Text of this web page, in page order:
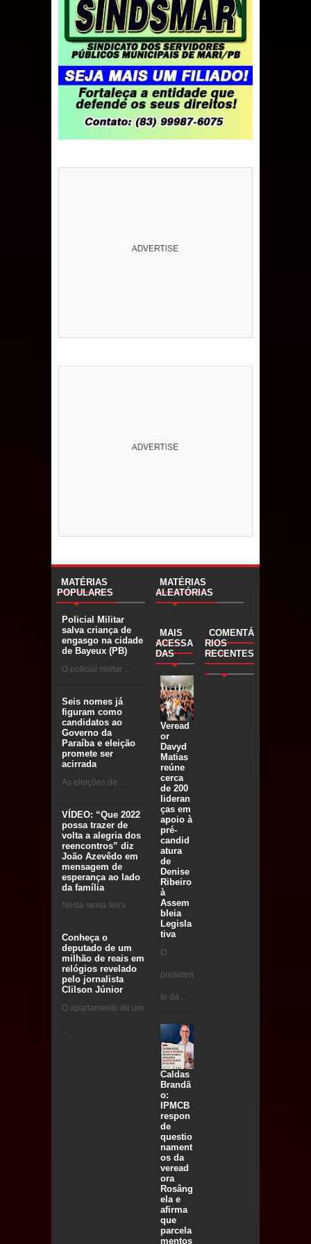
MATÉRIAS
POPULARES
Policial Militar
salva criança de
engasgo na cidade
de Bayeux (PB)
O policial militar ...
Seis nomes já
figuram como
candidatos ao
Governo da
Paraíba e eleição
promete ser
acirrada
As eleições de ...
VÍDEO: “Que 2022
possa trazer de
volta a alegria dos
reencontros” diz
João Azevêdo em
mensagem de
esperança ao lado
da família
Nesta sexta-feira ...
Conheça o
deputado de um
milhão de reais em
relógios revelado
pelo jornalista
Clilson Júnior
O apartamento de um
...
MATÉRIAS
ALEATÓRIAS
MAIS
ACESSA
DAS
Veread
or
Davyd
Matias
reúne
cerca
de 200
lideran
ças em
apoio à
pré-
candid
atura
de
Denise
Ribeiro
à
Assem
bleia
Legisla
tiva
O
presiden
te da ...
Caldas
Brandã
o:
IPMCB
respon
de
questio
nament
os da
veread
ora
Rosâng
ela e
afirma
que
parcela
mentos
COMENTÁ
RIOS
RECENTES